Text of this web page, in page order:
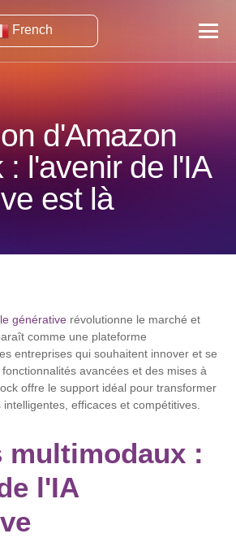
French
d'Amazon
: l'avenir de l'IA
est là
générative révolutionne le marché et
comme une plateforme
entreprises qui souhaitent innover et se
avancées et des mises à
offre le support idéal pour transformer
efficaces et compétitives.
multimodaux :
l'IA